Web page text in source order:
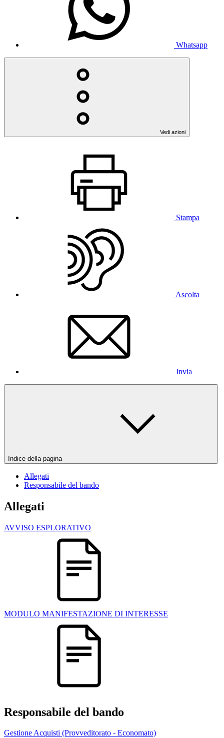
Whatsapp
Vedi azioni
Stampa
Ascolta
Invia
Indice della pagina
Allegati
Responsabile del bando
Allegati
AVVISO ESPLORATIVO
MODULO MANIFESTAZIONE DI INTERESSE
Responsabile del bando
Gestione Acquisti (Provveditorato - Economato)